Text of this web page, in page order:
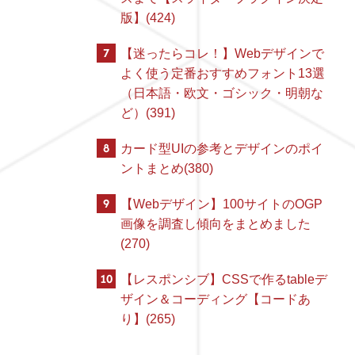
版】(424)
7
【迷ったらコレ！】Webデザインで
よく使う定番おすすめフォント13選
（日本語・欧文・ゴシック・明朝な
ど）(391)
8
カード型UIの参考とデザインのポイ
ントまとめ(380)
9
【Webデザイン】100サイトのOGP
画像を調査し傾向をまとめました
(270)
10
【レスポンシブ】CSSで作るtableデ
ザイン＆コーディング【コードあ
り】(265)